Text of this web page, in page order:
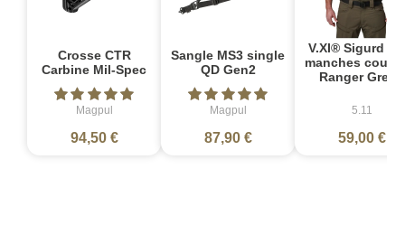
Crosse CTR
Carbine Mil-Spec
Magpul
94,50 €
Sangle MS3 single
QD Gen2
Magpul
87,90 €
V.XI® Sigurd
manches
Ranger Green
5.11
59,00 €